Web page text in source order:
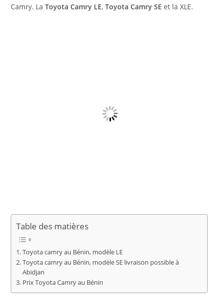
Camry. LaToyota Camry LE,Toyota Camry SE et la XLE.
Table des matières
Toyota camry au Bénin, modèle LE
Toyota camry au Bénin, modèle SE livraison possible à
Abidjan
Prix Toyota Camry au Bénin